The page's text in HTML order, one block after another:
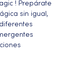
! Prepárate
sin igual,